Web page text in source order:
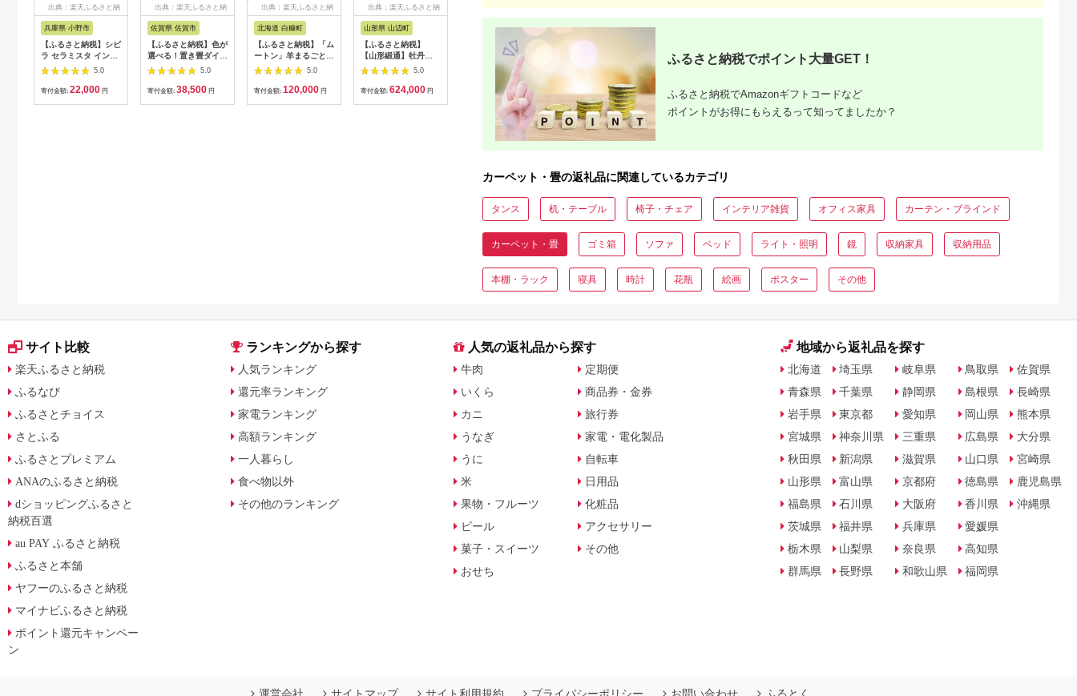
出典：楽天ふるさと納
兵庫県 小野市
【ふるさと納税】シビ
ラ セラミスタ インテ
リアマット （約
50×80cm）【選べる
カラー3色】 スペイン
5.0
寄付金額: 22,000 円
出典：楽天ふるさと納
佐賀県 佐賀市
【ふるさと納税】色が
選べる！置き畳ダイケ
ン和紙：B385-007
5.0
寄付金額: 38,500 円
出典：楽天ふるさと納
北海道 白糠町
【ふるさと納税】「ム
ートン」羊まるごと研
究所・酒井さん製★数
5.0
寄付金額: 120,000 円
出典：楽天ふるさと納
山形県 山辺町
【ふるさと納税】
【山形緞通】牡丹
(XS) [oc-jtbte]
5.0
寄付金額: 624,000 円
出典：楽天ふるさと納
税
大阪府 和泉市
【ふるさと納税】最大
82%の音をカットす
る防音タイルカーペッ
ト「防音専科」16枚
セット ホワイト【複
数個口で配送】
【4064373】
寄付金額:110,000
出典：楽天ふるさと納
税
京都 府京丹後市
【ふるさと納税】洗え
ット まっと 座椅子
マット 動物 アニマル
ペット 生活用品 日用
品 生活雑貨 インテリ
ア 国産 日本製 住江織
物 スミノエ 高品質 京
5.0
16,000円
出典：楽天ふるさと納
税
緞通[手織] 花菱龍唐草
縁まんじ文 玉子地：
寄付金額: 2,530,000円
出典：楽天ふるさと納
税
マット 50×80 洗える
マット 高級 金華山織
ンク【1125214】
寄付金額:7,000 円
出典：楽天ふるさと納
税
出典：楽天ふるさと
ふるさと納税でポイント大量GET！
ふるさと納税でAmazonギフトコードなど
ポイントがお得にもらえるって知ってましたか？
カーペット・畳の返礼品に関連しているカテゴリ
タンス 机・テーブル 椅子・チェア インテリア雑貨 オフィス家具 カーテン・ブラインド
カーペット・畳 ゴミ箱 ソファ ベッド ライト・照明 鏡 収納家具 収納用品
本棚・ラック 寝具 時計 花瓶 絵画 ポスター その他
サイト比較
楽天ふるさと納税
ふるなび
ふるさとチョイス
さとふる
ふるさとプレミアム
ANAのふるさと納税
dショッピングふるさと
納税百選
au PAY ふるさと納税
ふるさと本舗
ヤフーのふるさと納税
マイナビふるさと納税
ポイント還元キャンペー
ン
ランキングから探す
人気ランキング
還元率ランキング
家電ランキング
高額ランキング
一人暮らし
食べ物以外
その他のランキング
人気の返礼品から探す
牛肉
いくら
カニ
うなぎ
うに
米
果物・フルーツ
ビール
菓子・スイーツ
おせち
定期便
商品券・金券
旅行券
家電・電化製品
自転車
日用品
化粧品
アクセサリー
その他
地域から返礼品を探す
北海道
青森県
岩手県
宮城県
秋田県
山形県
福島県
茨城県
栃木県
群馬県
埼玉県
千葉県
東京都
神奈川県
新潟県
富山県
石川県
福井県
山梨県
長野県
岐阜県
静岡県
愛知県
三重県
滋賀県
京都府
大阪府
兵庫県
奈良県
和歌山県
鳥取県
島根県
岡山県
広島県
山口県
徳島県
香川県
愛媛県
高知県
福岡県
佐賀県
長崎県
熊本県
大分県
宮崎県
鹿児島県
沖縄県